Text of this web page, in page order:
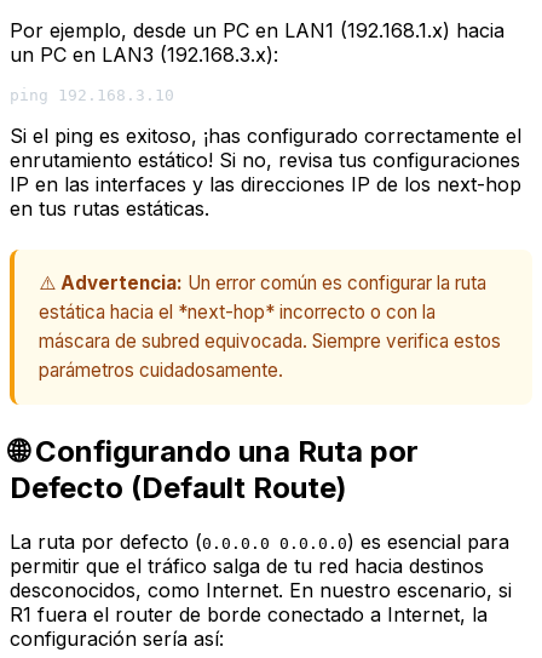
Por ejemplo, desde un PC en LAN1 (192.168.1.x) hacia
un PC en LAN3 (192.168.3.x):
Si el ping es exitoso, ¡has configurado correctamente el
enrutamiento estático! Si no, revisa tus configuraciones
IP en las interfaces y las direcciones IP de los next-hop
en tus rutas estáticas.
⚠️ Advertencia: Un error común es configurar la ruta
estática hacia el *next-hop* incorrecto o con la
máscara de subred equivocada. Siempre verifica estos
parámetros cuidadosamente.
🌐 Configurando una Ruta por
Defecto (Default Route)
La ruta por defecto (0.0.0.0 0.0.0.0) es esencial para
permitir que el tráfico salga de tu red hacia destinos
desconocidos, como Internet. En nuestro escenario, si
R1 fuera el router de borde conectado a Internet, la
configuración sería así: